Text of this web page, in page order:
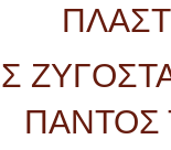
ΠΑΝΤΟΣ